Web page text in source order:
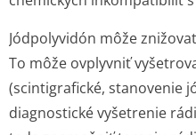
Jódpolyvidón môže
To môže ovplyvniť
(scintigrafické, stanovenie
diagnostické vyšetrenie